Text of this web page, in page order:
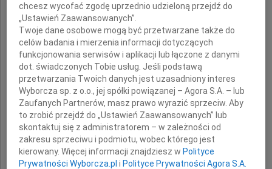
Panu
Tadeuszowi Zwierzyńskiemu
wyrazy głębokiego współczucia
z powodu śmierci
Żony
chcesz wycofać zgodę uprzednio udzieloną przejdź do
„Ustawień Zaawansowanych”.
Twoje dane osobowe mogą być przetwarzane także do
celów badania i mierzenia informacji dotyczących
funkcjonowania serwisów i aplikacji lub łączone z danymi
dot. świadczonych Tobie usług. Jeśli podstawą
przetwarzania Twoich danych jest uzasadniony interes
Wyborcza sp. z o.o., jej spółki powiązanej – Agora S.A. – lub
Zaufanych Partnerów, masz prawo wyrazić sprzeciw. Aby
to zrobić przejdź do „Ustawień Zaawansowanych” lub
skontaktuj się z administratorem – w zależności od
zakresu sprzeciwu i podmiotu, wobec którego jest
kierowany. Więcej informacji znajdziesz wPolityce
Prywatności Wyborcza.pl iPolityce Prywatności Agora S.A.